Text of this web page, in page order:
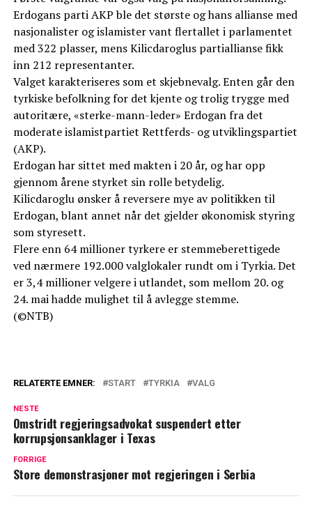
Erdogans parti AKP ble det største og hans allianse med
nasjonalister og islamister vant flertallet i parlamentet
med 322 plasser, mens Kilicdaroglus partiallianse fikk
inn 212 representanter.
Valget karakteriseres som et skjebnevalg. Enten går den
tyrkiske befolkning for det kjente og trolig trygge med
autoritære, «sterke-mann-leder» Erdogan fra det
moderate islamistpartiet Rettferds- og utviklingspartiet
(AKP).
Erdogan har sittet med makten i 20 år, og har opp
gjennom årene styrket sin rolle betydelig.
Kilicdaroglu ønsker å reversere mye av politikken til
Erdogan, blant annet når det gjelder økonomisk styring
som styresett.
Flere enn 64 millioner tyrkere er stemmeberettigede
ved nærmere 192.000 valglokaler rundt om i Tyrkia. Det
er 3,4 millioner velgere i utlandet, som mellom 20. og
24. mai hadde mulighet til å avlegge stemme.
(©NTB)
RELATERTE EMNER: START TYRKIA VALG
NESTE
Omstridt regjeringsadvokat suspendert etter
korrupsjonsanklager i Texas
FORRIGE
Store demonstrasjoner mot regjeringen i Serbia